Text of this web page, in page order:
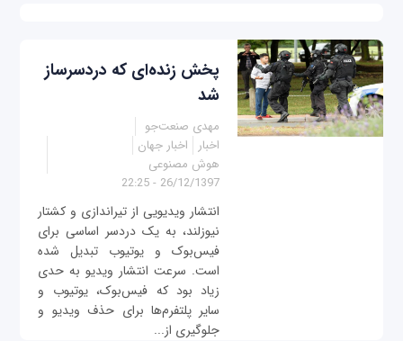
پخش زنده‌ای که دردسرساز
شد
مهدی صنعت‌جو
اخبار
اخبار جهان
هوش مصنوعی
26/12/1397 - 22:25
انتشار ویدیویی از تیراندازی و کشتار
نیوزلند، به یک دردسر اساسی برای
فیس‌بوک و یوتیوب تبدیل شده
است. سرعت انتشار ویدیو به حدی
زیاد بود که فیس‌بوک، یوتیوب و
سایر پلتفرم‌ها برای حذف ویدیو و
جلوگیری از...